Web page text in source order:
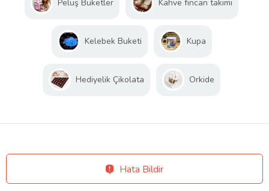
Peluş Buketler Kahve fincan takımı
Kelebek Buketi Kupa
Hediyelik Çikolata Orkide
Hata Bildir